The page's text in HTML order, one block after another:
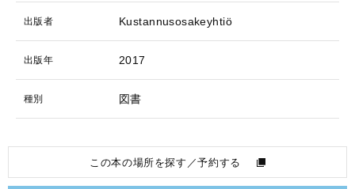
出版者 Kustannusosakeyhtiö
出版年 2017
種別 図書
この本の場所を探す／予約する